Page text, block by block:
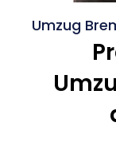
Umzug